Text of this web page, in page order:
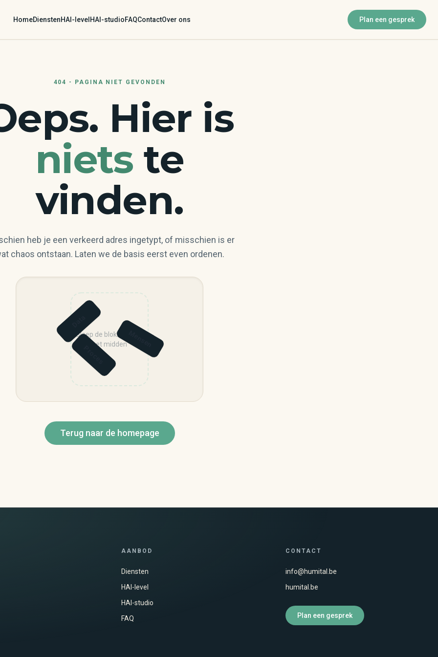
HomeDienstenHAI-level HAI-studioFAQContactOver ons Plan een gesprek
404 - PAGINA NIET GEVONDEN
Hier is
niets te
vinden.
heb je een verkeerd adres ingetypt, of misschien is er
chaos ontstaan. Laten we de basis eerst even ordenen.
Sleep de blokken naar
het midden
Data
Proces
Mensen
Terug naar de homepage
AANBOD
Diensten
HAI-level
HAI-studio
FAQ
CONTACT
info@humital.be
humital.be
Plan een gesprek